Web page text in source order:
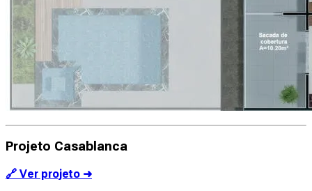
Projeto Casablanca
🔗 Ver projeto ➜